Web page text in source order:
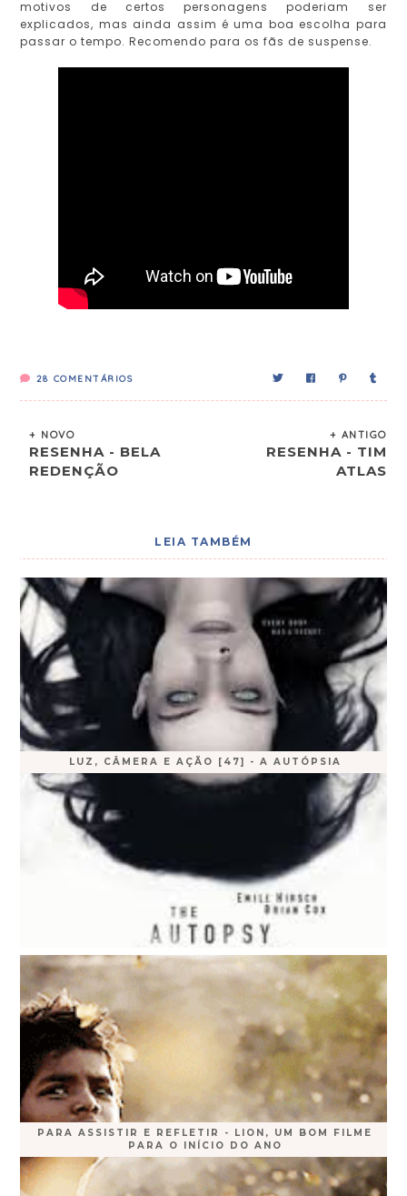
motivos de certos personagens poderiam ser
explicados, mas ainda assim é uma boa escolha para
passar o tempo. Recomendo para os fãs de suspense.
28 COMENTÁRIOS
+ NOVO
RESENHA - BELA
REDENÇÃO
+ ANTIGO
RESENHA - TIM
ATLAS
LEIA TAMBÉM
LUZ, CÂMERA E AÇÃO [47] - A AUTÓPSIA
PARA ASSISTIR E REFLETIR - LION, UM BOM FILME
PARA O INÍCIO DO ANO